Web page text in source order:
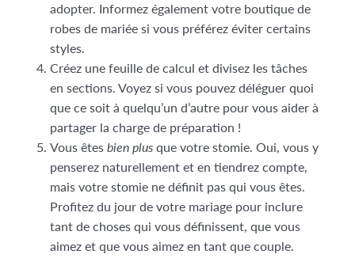
adopter. Informez également votre boutique de
robes de mariée si vous préférez éviter certains
styles.
Créez une feuille de calcul et divisez les tâches
en sections. Voyez si vous pouvez déléguer quoi
que ce soit à quelqu’un d’autre pour vous aider à
partager la charge de préparation !
Vous êtes bien plusque votre stomie. Oui, vous y
penserez naturellement et en tiendrez compte,
mais votre stomie ne définit pas qui vous êtes.
Profitez du jour de votre mariage pour inclure
tant de choses qui vous définissent, que vous
aimez et que vous aimez en tant que couple.